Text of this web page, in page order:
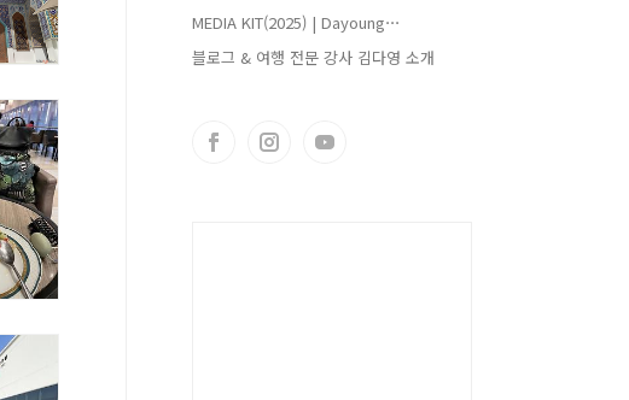
MEDIA KIT(2025) | Dayoung⋯
블로그 & 여행 전문 강사 김다영 소개